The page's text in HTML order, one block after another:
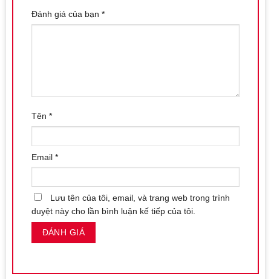
Đánh giá của bạn *
Tên *
Email *
Lưu tên của tôi, email, và trang web trong trình
duyệt này cho lần bình luận kế tiếp của tôi.